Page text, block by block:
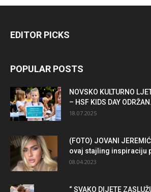
EDITOR PICKS
POPULAR POSTS
NOVSKO KULTURNO
– HSF KIDS DAY
18.07.2025
(FOTO) JOVANI
ovaj stajling inspiraciju
08.04.2023
“ SVAKO DIJETE